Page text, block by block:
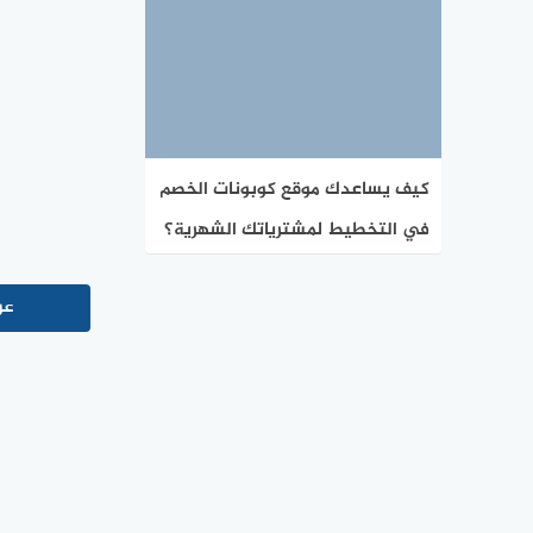
كيف يساعدك موقع كوبونات الخصم
في التخطيط لمشترياتك الشهرية؟